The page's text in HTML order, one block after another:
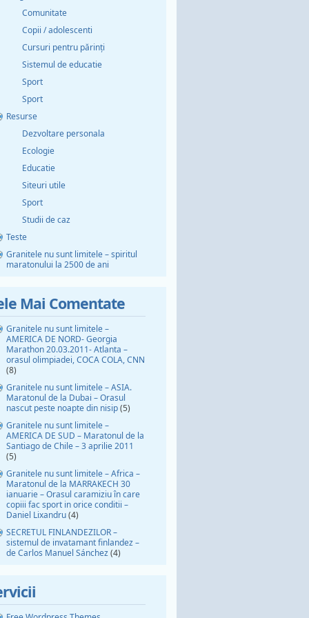
Comunitate
Copii / adolescenti
Cursuri pentru părinți
Sistemul de educatie
Sport
Sport
Resurse
Dezvoltare personala
Ecologie
Educatie
Siteuri utile
Sport
Studii de caz
Teste
Granitele nu sunt limitele – spiritul
maratonului la 2500 de ani
Mai Comentate
Granitele nu sunt limitele –
AMERICA DE NORD- Georgia
Marathon 20.03.2011- Atlanta –
orasul olimpiadei, COCA COLA, CNN
(8)
Granitele nu sunt limitele – ASIA.
Maratonul de la Dubai – Orasul
nascut peste noapte din nisip(5)
Granitele nu sunt limitele –
AMERICA DE SUD – Maratonul de la
Santiago de Chile – 3 aprilie 2011
(5)
Granitele nu sunt limitele – Africa –
Maratonul de la MARRAKECH 30
ianuarie – Orasul caramiziu în care
copiii fac sport in orice conditii –
Daniel Lixandru(4)
SECRETUL FINLANDEZILOR –
sistemul de invatamant finlandez –
de Carlos Manuel Sánchez(4)